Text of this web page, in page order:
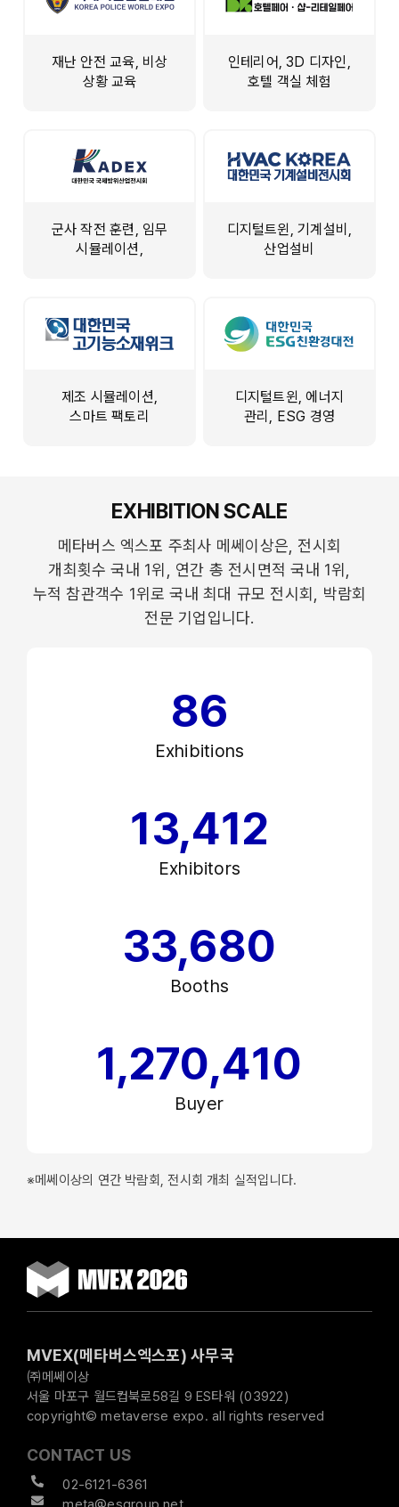
재난 안전 교육, 비상
상황 교육
인테리어, 3D 디자인,
호텔 객실 체험
군사 작전 훈련, 임무
시뮬레이션,
디지털트윈, 기계설비,
산업설비
제조 시뮬레이션,
스마트 팩토리
디지털트윈, 에너지
관리, ESG 경영
EXHIBITION SCALE
메타버스 엑스포 주최사 메쎄이상은, 전시회
개최횟수 국내 1위, 연간 총 전시면적 국내 1위,
누적 참관객수 1위로 국내 최대 규모 전시회, 박람회
전문 기업입니다.
86
Exhibitions
13,412
Exhibitors
33,680
Booths
1,270,410
Buyer
※메쎄이상의 연간 박람회, 전시회 개최 실적입니다.
MVEX(메타버스엑스포) 사무국
㈜메쎄이상
서울 마포구 월드컵북로58길 9 ES타워 (03922)
copyright© metaverse expo. all rights reserved
CONTACT US
02-6121-6361